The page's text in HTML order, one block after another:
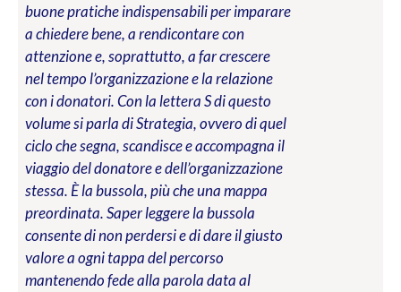
buone pratiche indispensabili per imparare
a chiedere bene, a rendicontare con
attenzione e, soprattutto, a far crescere
nel tempo l’organizzazione e la relazione
con i donatori. Con la lettera S di questo
volume si parla di Strategia, ovvero di quel
ciclo che segna, scandisce e accompagna il
viaggio del donatore e dell’organizzazione
stessa. È la bussola, più che una mappa
preordinata. Saper leggere la bussola
consente di non perdersi e di dare il giusto
valore a ogni tappa del percorso
mantenendo fede alla parola data al